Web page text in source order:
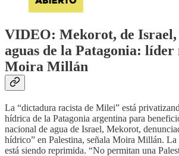
VIDEO: Mekorot, de
aguas de la Patagonia: líder
Moira Millán
La “dictadura racista de Milei” está
hídrica de la Patagonia argentina para
nacional de agua de Israel, Mekorot,
hídrico” en Palestina, señala Moira Millán. La
está siendo reprimida. “No permitan una